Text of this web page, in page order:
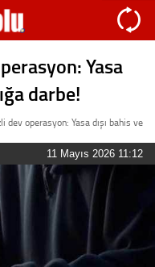
Yasa
darbe!
dev operasyon: Yasa dışı bahis ve
11 Mayıs 2026 11:12